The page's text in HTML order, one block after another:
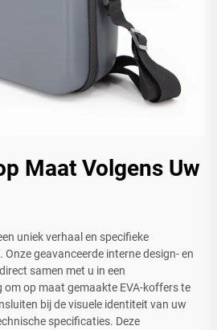
Maat Volgens Uw
uniek verhaal en specifieke
geavanceerde interne design- en
samen met u in een
om op maat gemaakte EVA-koffers te
bij de visuele identiteit van uw
specificaties. Deze